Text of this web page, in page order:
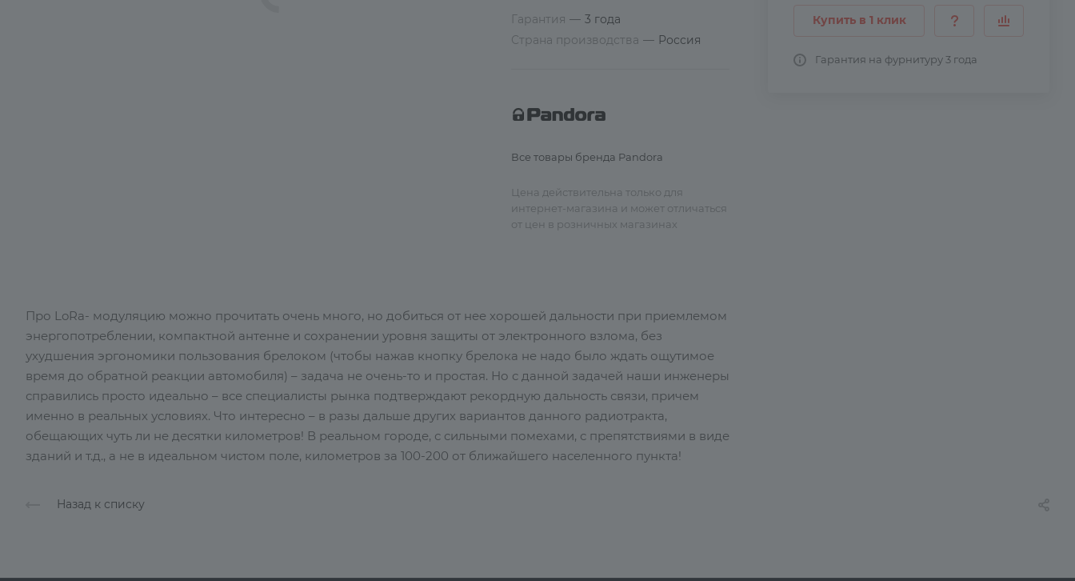
Купить в 1 клик
Гарантия на фурнитуру 3 года
Гарантия — 3 года
Страна производства — Россия
Все товары бренда Pandora
Цена действительна только для
интернет-магазина и может отличаться
от цен в розничных магазинах
Про LoRa- модуляцию можно прочитать очень много, но добиться от нее хорошей дальности при приемлемом
энергопотреблении, компактной антенне и сохранении уровня защиты от электронного взлома, без
ухудшения эргономики пользования брелоком (чтобы нажав кнопку брелока не надо было ждать ощутимое
время до обратной реакции автомобиля) – задача не очень-то и простая. Но с данной задачей наши инженеры
справились просто идеально – все специалисты рынка подтверждают рекордную дальность связи, причем
именно в реальных условиях. Что интересно – в разы дальше других вариантов данного радиотракта,
обещающих чуть ли не десятки километров! В реальном городе, с сильными помехами, с препятствиями в виде
зданий и т.д., а не в идеальном чистом поле, километров за 100-200 от ближайшего населенного пункта!
Назад к списку